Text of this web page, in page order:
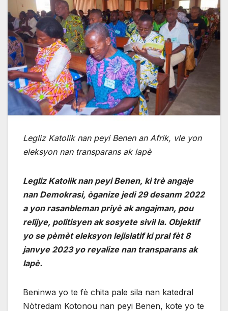
Legliz Katolik nan peyi Benen an Afrik, vle yon
eleksyon nan transparans ak lapè
Legliz Katolik nan peyi Benen, ki trè angaje
nan Demokrasi, òganize jedi 29 desanm 2022
a yon rasanbleman priyè ak angajman, pou
relijye, politisyen ak sosyete sivil la. Objektif
yo se pèmèt eleksyon lejislatif ki pral fèt 8
janvye 2023 yo reyalize nan transparans ak
lapè.
Beninwa yo te fè chita pale sila nan katedral
Nòtredam Kotonou nan peyi Benen, kote yo te